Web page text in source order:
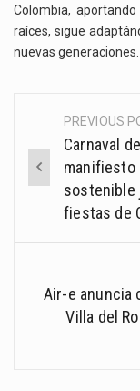
Colombia,
raíces, sigue
nuevas generaciones.
Post
navigation
PREVIOUS
Carnaval
sostenible
fiestas de
Air-e anuncia
Villa del